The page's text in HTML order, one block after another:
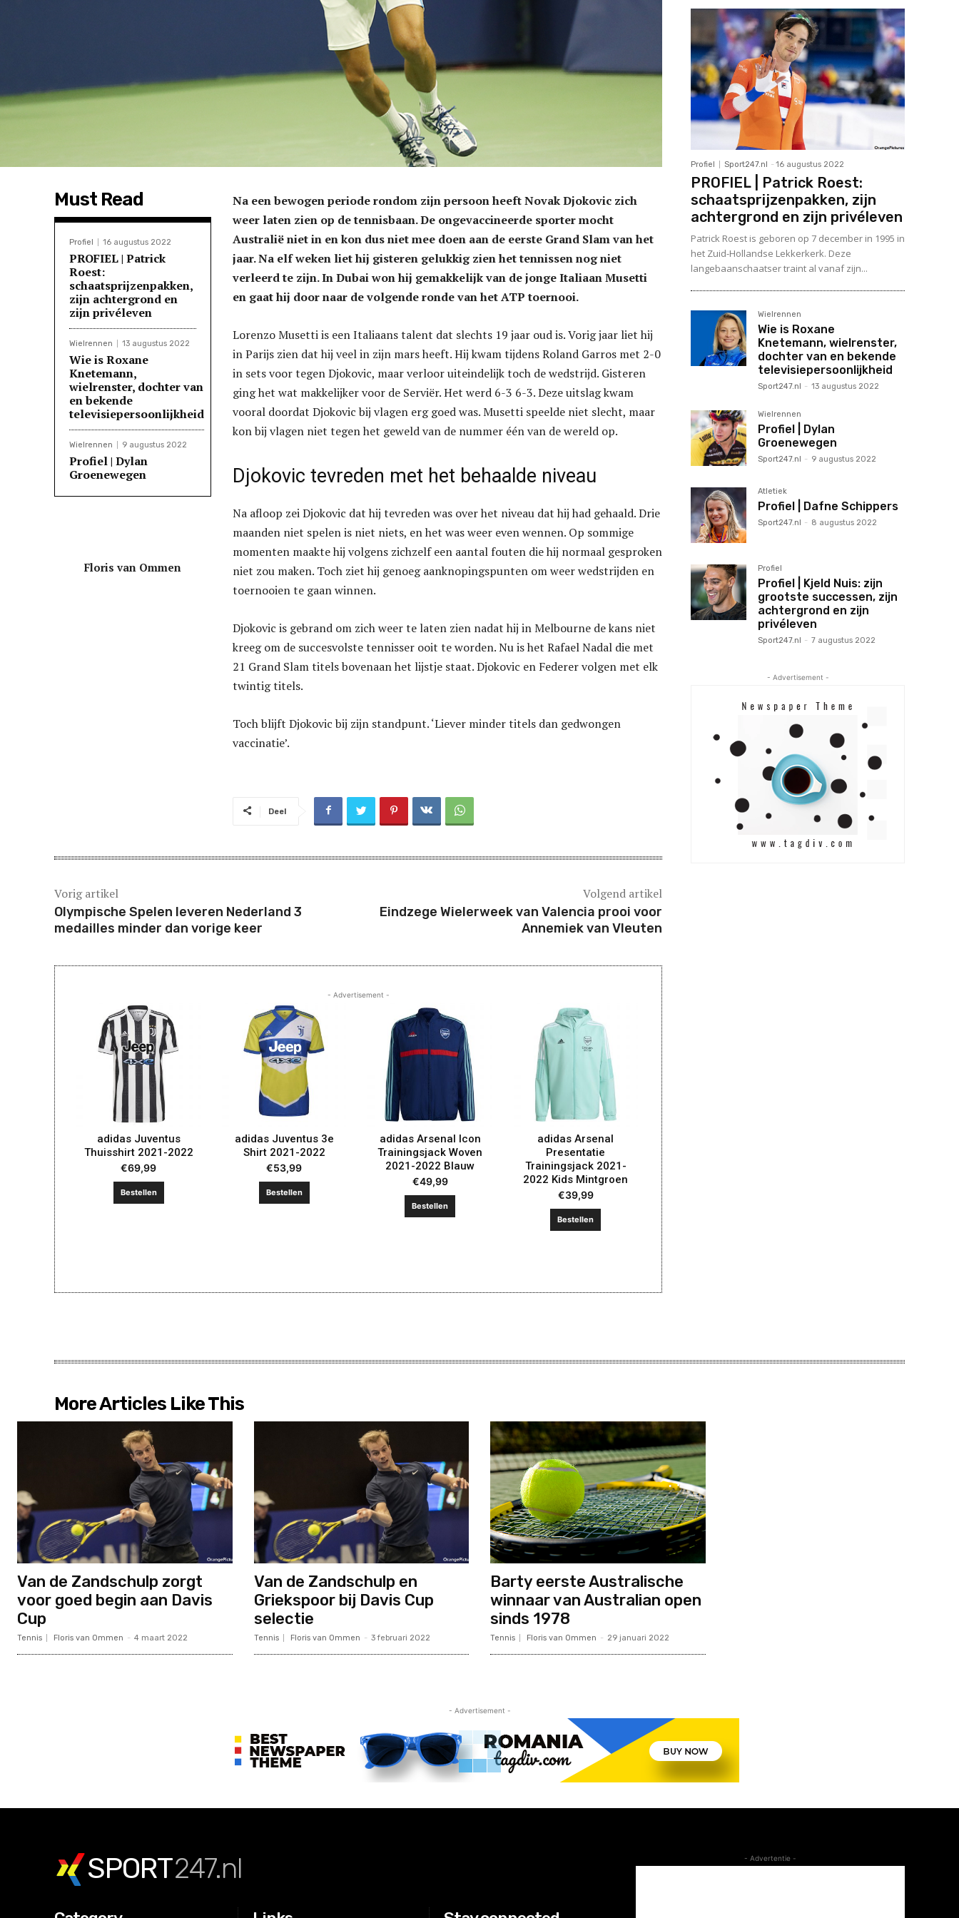
Must Read
Profiel 16 augustus 2022
PROFIEL | Patrick
Roest:
schaatsprijzenpakken,
zijn achtergrond en
zijn privéleven
Wielrennen 13 augustus 2022
Wie is Roxane
Knetemann,
wielrenster, dochter van
en bekende
televisiepersoonlijkheid
Wielrennen 9 augustus 2022
Profiel | Dylan
Groenewegen
Floris van Ommen
Na een bewogen periode rondom zijn persoon heeft Novak Djokovic zich
weer laten zien op de tennisbaan. De ongevaccineerde sporter mocht
Australië niet in en kon dus niet mee doen aan de eerste Grand Slam van het
jaar. Na elf weken liet hij gisteren gelukkig zien het tennissen nog niet
verleerd te zijn. In Dubai won hij gemakkelijk van de jonge Italiaan Musetti
en gaat hij door naar de volgende ronde van het ATP toernooi.
Lorenzo Musetti is een Italiaans talent dat slechts 19 jaar oud is. Vorig jaar liet hij
in Parijs zien dat hij veel in zijn mars heeft. Hij kwam tijdens Roland Garros met 2-0
in sets voor tegen Djokovic, maar verloor uiteindelijk toch de wedstrijd. Gisteren
ging het wat makkelijker voor de Serviër. Het werd 6-3 6-3. Deze uitslag kwam
vooral doordat Djokovic bij vlagen erg goed was. Musetti speelde niet slecht, maar
kon bij vlagen niet tegen het geweld van de nummer één van de wereld op.
Djokovic tevreden met het behaalde niveau
Na afloop zei Djokovic dat hij tevreden was over het niveau dat hij had gehaald. Drie
maanden niet spelen is niet niets, en het was weer even wennen. Op sommige
momenten maakte hij volgens zichzelf een aantal fouten die hij normaal gesproken
niet zou maken. Toch ziet hij genoeg aanknopingspunten om weer wedstrijden en
toernooien te gaan winnen.
Djokovic is gebrand om zich weer te laten zien nadat hij in Melbourne de kans niet
kreeg om de succesvolste tennisser ooit te worden. Nu is het Rafael Nadal die met
21 Grand Slam titels bovenaan het lijstje staat. Djokovic en Federer volgen met elk
twintig titels.
Toch blijft Djokovic bij zijn standpunt. ‘Liever minder titels dan gedwongen
vaccinatie’.
Deel
Vorig artikel
Olympische Spelen leveren Nederland 3
medailles minder dan vorige keer
Volgend artikel
Eindzege Wielerweek van Valencia prooi voor
Annemiek van Vleuten
- Advertisement -
adidas Juventus
Thuisshirt 2021-2022
€69,99
Bestellen
adidas Juventus 3e
Shirt 2021-2022
€53,99
Bestellen
adidas Arsenal Icon
Trainingsjack Woven
2021-2022 Blauw
€49,99
Bestellen
adidas Arsenal
Presentatie
Trainingsjack 2021-
2022 Kids Mintgroen
€39,99
Bestellen
Profiel Sport247.nl - 16 augustus 2022
PROFIEL | Patrick Roest:
schaatsprijzenpakken, zijn
achtergrond en zijn privéleven
Patrick Roest is geboren op 7 december in 1995 in
het Zuid-Hollandse Lekkerkerk. Deze
langebaanschaatser traint al vanaf zijn...
Wielrennen
Wie is Roxane
Knetemann, wielrenster,
dochter van en bekende
televisiepersoonlijkheid
Sport247.nl - 13 augustus 2022
Wielrennen
Profiel | Dylan
Groenewegen
Sport247.nl - 9 augustus 2022
Atletiek
Profiel | Dafne Schippers
Sport247.nl - 8 augustus 2022
Profiel
Profiel | Kjeld Nuis: zijn
grootste successen, zijn
achtergrond en zijn
privéleven
Sport247.nl - 7 augustus 2022
- Advertisement -
More Articles Like This
Van de Zandschulp zorgt
voor goed begin aan Davis
Cup
Tennis Floris van Ommen - 4 maart 2022
Van de Zandschulp en
Griekspoor bij Davis Cup
selectie
Tennis Floris van Ommen - 3 februari 2022
Barty eerste Australische
winnaar van Australian open
sinds 1978
Tennis Floris van Ommen - 29 januari 2022
- Advertisement -
SPORT247.nl - Advertentie -